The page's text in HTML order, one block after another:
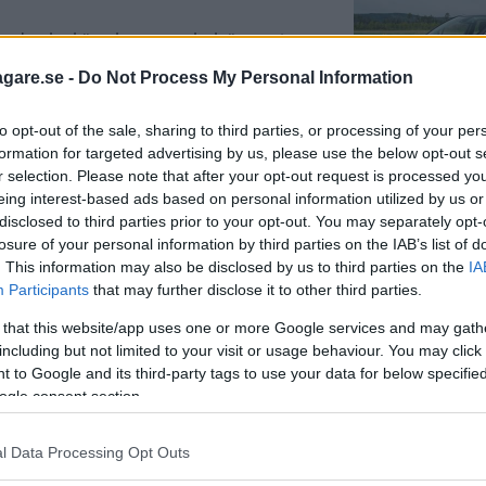
- Do Not Process My Personal Information
opt-out of the sale, sharing to third parties, or processing of your
for targeted advertising by us, please use the below opt-out
selection. Please note that after your opt-out request is processed
interest-based ads based on personal information utilized by us
to third parties prior to your opt-out. You may separately
of your personal information by third parties on the IAB’s list of
This information may also be disclosed by us to third parties on the
Participants that may further disclose it to other third parties.
this website/app uses one or more Google services and may
but not limited to your visit or usage behaviour. You may
to Google and its third-party tags to use your data for below
consent section.
Data Processing Opt Outs
och skärmkanterna bak är vettigt
SsangYong Tivoli
Läs mer i Vi Bilägares ljustest.
är klar bland de testade bilarna hittar
högsta testbetyg.